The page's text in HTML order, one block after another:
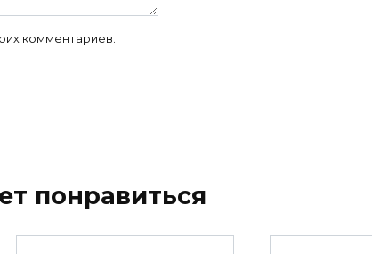
комментариев.
понравиться